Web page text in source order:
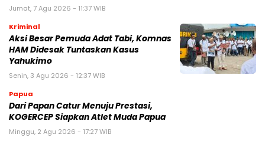
Jumat, 7 Agu 2026 - 11:37 WIB
Kriminal
Aksi Besar Pemuda Adat Tabi, Komnas
HAM Didesak Tuntaskan Kasus
Yahukimo
Senin, 3 Agu 2026 - 12:37 WIB
Papua
Dari Papan Catur Menuju Prestasi,
KOGERCEP Siapkan Atlet Muda Papua
Minggu, 2 Agu 2026 - 17:27 WIB